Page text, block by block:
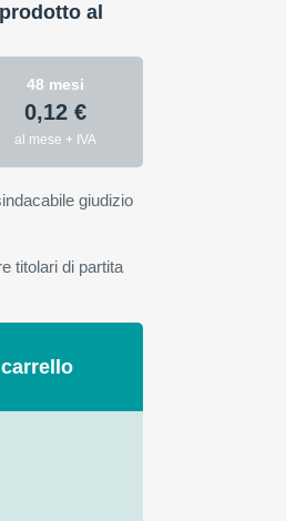
al
48 mesi
0,12 €
al mese + IVA
giudizio
titolari di partita